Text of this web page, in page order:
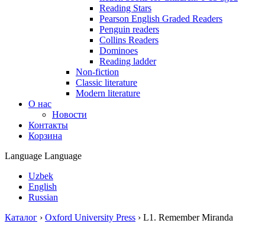
Reading Stars
Pearson English Graded Readers
Penguin readers
Collins Readers
Dominoes
Reading ladder
Non-fiction
Classic literature
Modern literature
О нас
Новости
Контакты
Корзина
Language Language
Uzbek
English
Russian
Каталог › Oxford University Press › L1. Remember Miranda